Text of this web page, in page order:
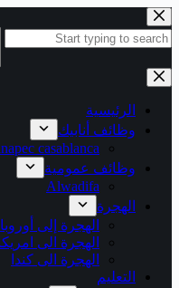
التجاوز
إلى
المحتوى
نتائج
الرئيسية
وظائف أنابيك
casablanca
وظائف عمومية
Alwadifa
الهجرة
الهجرة إلى أوروبا
الهجرة الى
الهجرة الى كندا
التعليم